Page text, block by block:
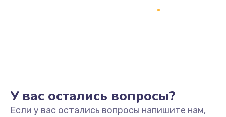
У вас остались вопросы?
Если у вас остались вопросы напишите нам,